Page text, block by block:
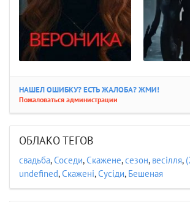
НАШЕЛ ОШИБКУ? ЕСТЬ ЖАЛОБА? ЖМИ!
Пожаловаться администрации
ОБЛАКО ТЕГОВ
свадьба,Соседи,Скажене,сезон, весілля,
undefined,Скажені,Сусіди, Бешеная